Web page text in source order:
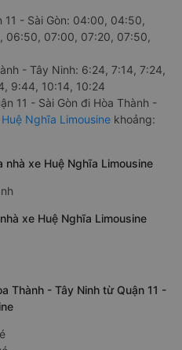
11 - Sài Gòn: 04:00, 04:50,
06:50, 07:00, 07:20, 07:50,
- Tây Ninh: 6:24, 7:14, 7:24,
9:44, 10:14, 10:24
11 - Sài Gòn đi Hòa Thành -
Huệ Nghĩa Limousine khoảng:
xe Huệ Nghĩa Limousine
xe Huệ Nghĩa Limousine
Thành - Tây Ninh từ Quận 11 -